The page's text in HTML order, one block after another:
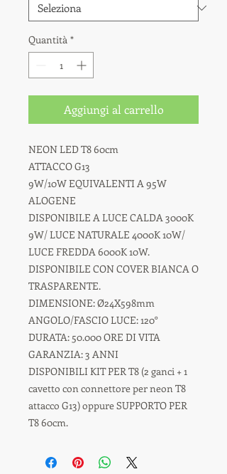
Quantità *
Aggiungi al carrello
NEON LED T8 60cm
ATTACCO G13
9W/10W EQUIVALENTI A 95W
ALOGENE
DISPONIBILE A LUCE CALDA 3000K
9W/ LUCE NATURALE 4000K 10W/
LUCE FREDDA 6000K 10W.
DISPONIBILE CON COVER BIANCA O
TRASPARENTE.
DIMENSIONE: Ø24X598mm
ANGOLO/FASCIO LUCE: 120°
DURATA: 50.000 ORE DI VITA
GARANZIA: 3 ANNI
DISPONIBILI KIT PER T8 (2 ganci + 1
cavetto con connettore per neon T8
attacco G13) oppure SUPPORTO PER
T8 60cm.